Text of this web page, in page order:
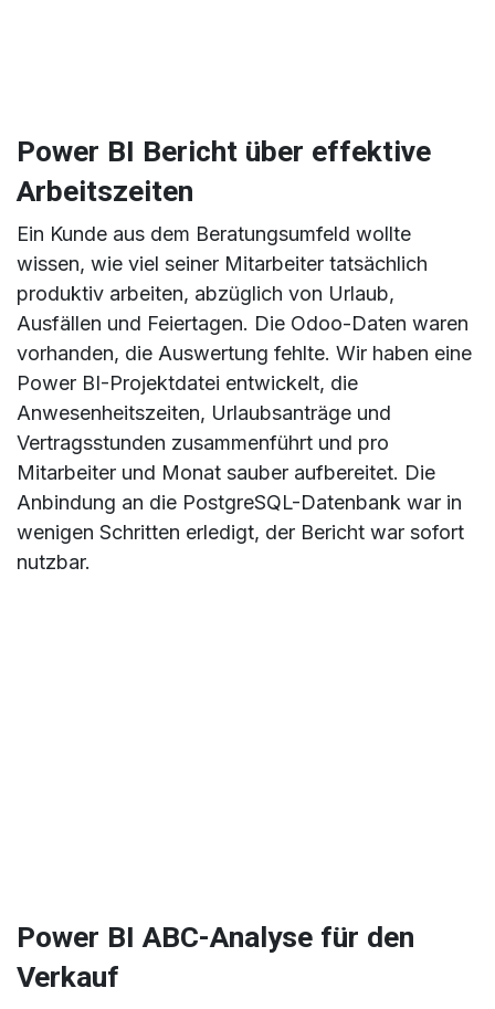
Power BI Bericht über effektive
Arbeitszeiten
Ein Kunde aus dem Beratungsumfeld wollte
wissen, wie viel seiner Mitarbeiter tatsächlich
produktiv arbeiten, abzüglich von Urlaub,
Ausfällen und Feiertagen. Die Odoo-Daten waren
vorhanden, die Auswertung fehlte. Wir haben eine
Power BI-Projektdatei entwickelt, die
Anwesenheitszeiten, Urlaubsanträge und
Vertragsstunden zusammenführt und pro
Mitarbeiter und Monat sauber aufbereitet. Die
Anbindung an die PostgreSQL-Datenbank war in
wenigen Schritten erledigt, der Bericht war sofort
nutzbar.
Power BI ABC-Analyse für den
Verkauf